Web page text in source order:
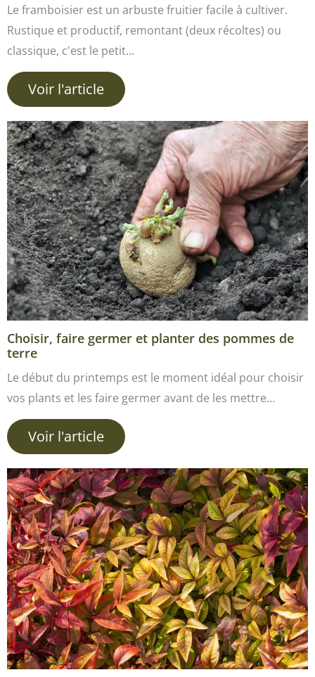
Le framboisier est un arbuste fruitier facile à cultiver.
Rustique et productif, remontant (deux récoltes) ou
classique, c'est le petit…
Voir l'article
Choisir, faire germer et planter des pommes de
terre
Le début du printemps est le moment idéal pour choisir
vos plants et les faire germer avant de les mettre…
Voir l'article